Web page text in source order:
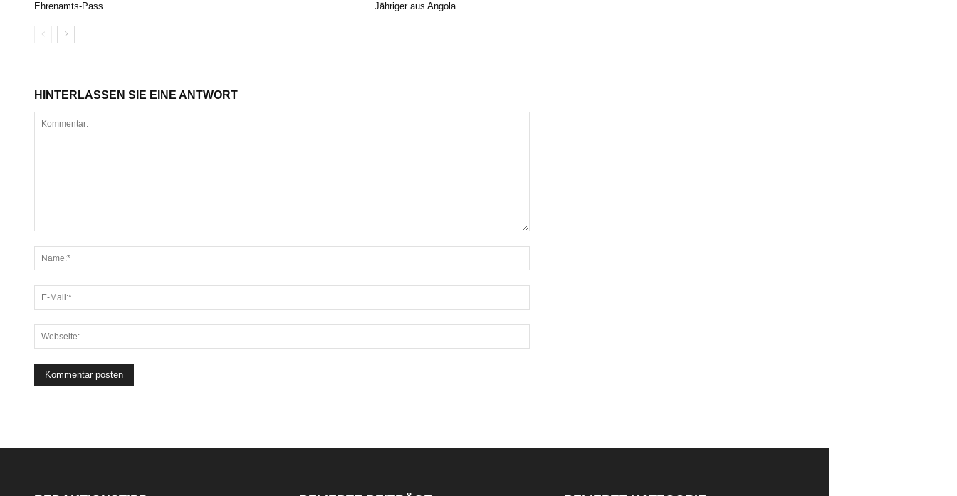
Ehrenamts-Pass
Jähriger aus Angola
HINTERLASSEN SIE EINE ANTWORT